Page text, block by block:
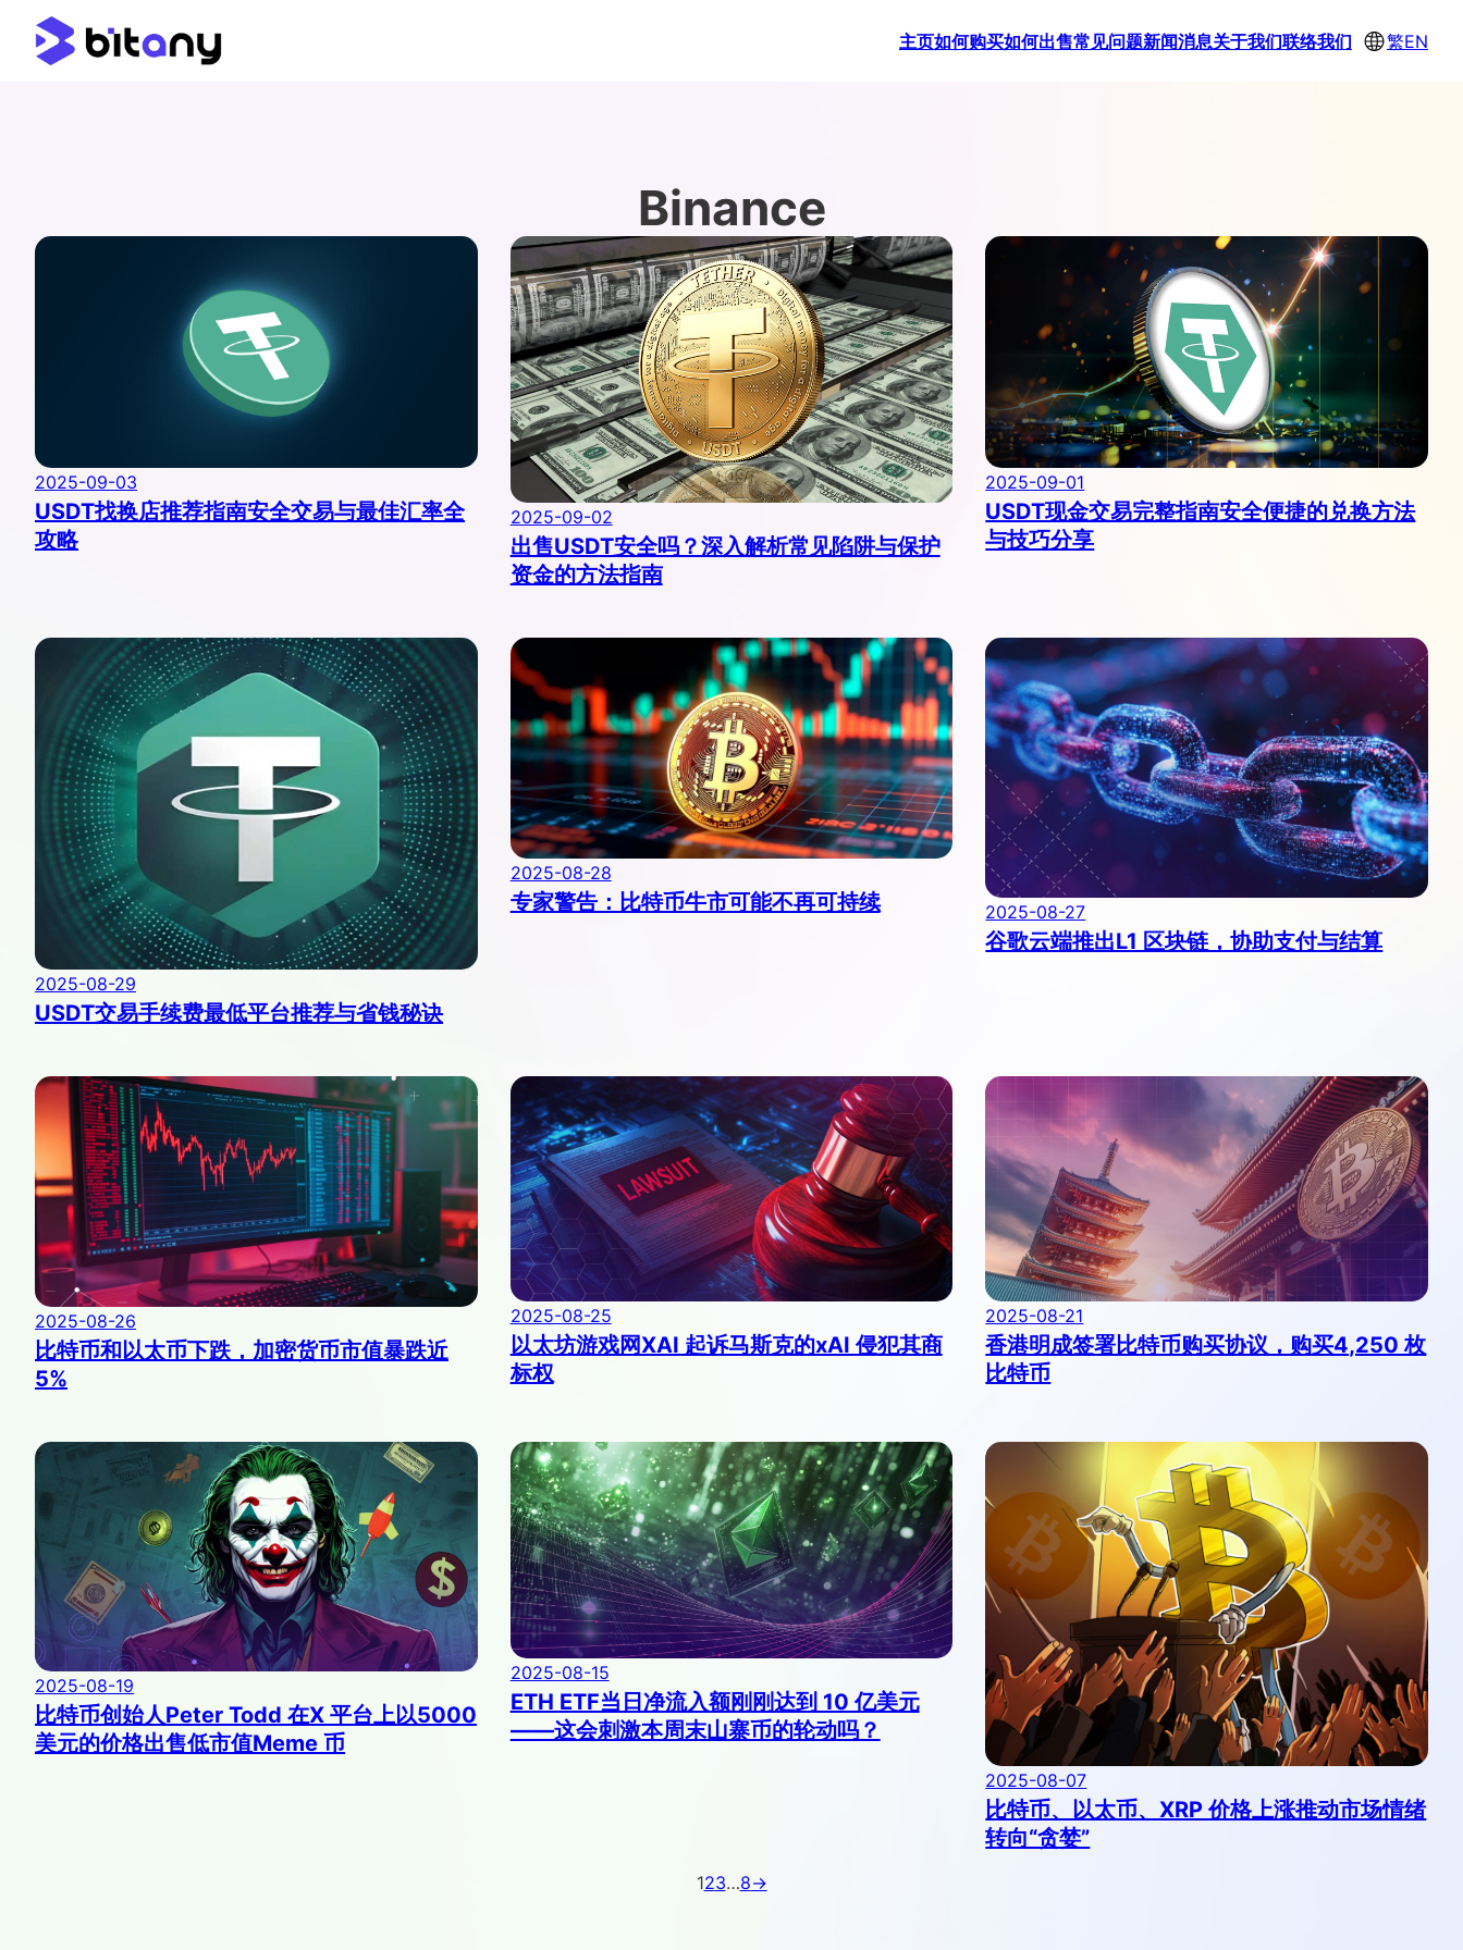
主页如何购买如何出售常见问题新闻消息关于我们联络我们 繁EN
Binance
2025-09-03
USDT找换店推荐指南安全交易与最佳汇率全
攻略
2025-09-02
出售USDT安全吗？深入解析常见陷阱与保护
资金的方法指南
2025-09-01
USDT现金交易完整指南安全便捷的兑换方法
与技巧分享
2025-08-29
USDT交易手续费最低平台推荐与省钱秘诀
2025-08-28
专家警告：比特币牛市可能不再可持续 2025-08-27
谷歌云端推出L1 区块链，协助支付与结算
2025-08-26
比特币和以太币下跌，加密货币市值暴跌近
5%
2025-08-25
以太坊游戏网XAI 起诉马斯克的xAI 侵犯其商
标权
2025-08-21
香港明成签署比特币购买协议，购买4,250 枚
比特币
2025-08-19
比特币创始人Peter Todd 在X 平台上以5000
美元的价格出售低市值Meme 币
2025-08-15
ETH ETF当日净流入额刚刚达到 10 亿美元
——这会刺激本周末山寨币的轮动吗？
2025-08-07
比特币、以太币、XRP 价格上涨推动市场情绪
转向“贪婪”
123…8→